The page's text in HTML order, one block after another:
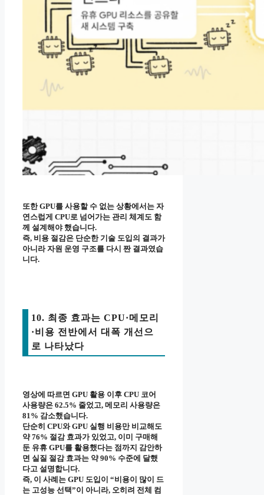
또한 GPU를 사용할 수 없는 상황에서는 자
연스럽게 CPU로 넘어가는 관리 체계도 함
께 설계해야 했습니다.
즉, 비용 절감은 단순한 기술 도입의 결과가
아니라 자원 운영 구조를 다시 짠 결과였습
니다.
10. 최종 효과는 CPU·메모리
·비용 전반에서 대폭 개선으
로 나타났다
영상에 따르면 GPU 활용 이후 CPU 코어
사용량은 62.5% 줄었고, 메모리 사용량은
81% 감소했습니다.
단순히 CPU와 GPU 실행 비용만 비교해도
약 76% 절감 효과가 있었고, 이미 구매해
둔 유휴 GPU를 활용했다는 점까지 감안하
면 실질 절감 효과는 약 90% 수준에 달했
다고 설명합니다.
즉, 이 사례는 GPU 도입이 “비용이 많이 드
는 고성능 선택”이 아니라, 오히려 전체 컴